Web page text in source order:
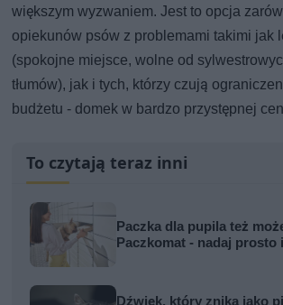
większym wyzwaniem. Jest to opcja
opiekunów psów z problemami takimi jak
(spokojne miejsce, wolne od
tłumów), jak i tych, którzy czują
budżetu - domek w bardzo przystępnej
To czytają teraz inni
Paczka dla pupila też
Paczkomat - nadaj prosto
Dźwięk, który znika jako